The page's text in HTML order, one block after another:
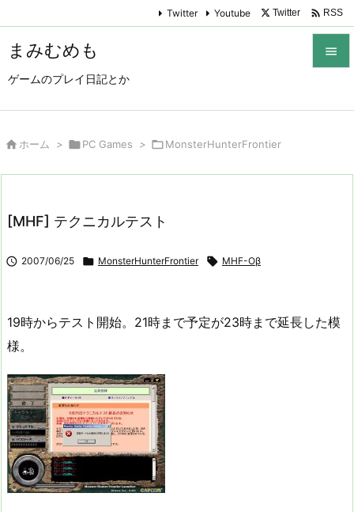
まみむめも
ゲームのプレイ日記とか

Twitter Youtube Twitter  RSS
 ホーム > PC Games > MonsterHunterFrontier
[MHF] テクニカルテスト
 2007/06/25  MonsterHunterFrontier  MHF-Oβ
19時からテスト開始。21時まで予定が23時まで延長した模
様。